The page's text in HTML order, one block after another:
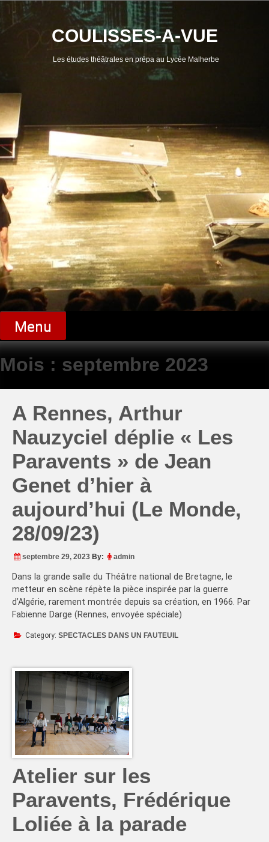
Skip
content
COULISSES-A-VUE
Les études théâtrales en prépa au Lycée Malherbe
Menu
Mois : septembre 2023
A Rennes, Arthur
Nauzyciel déplie « Les
Paravents » de Jean
Genet d’hier à
aujourd’hui (Le Monde,
28/09/23)
septembre 29, 2023 By: admin
Dans la grande salle du Théâtre national de Bretagne, le
metteur en scène répète la pièce inspirée par la guerre
d’Algérie, rarement montrée depuis sa création, en 1966. Par
Fabienne Darge (Rennes, envoyée spéciale)
Category: SPECTACLES DANS UN FAUTEUIL
Atelier sur les
Paravents, Frédérique
Loliée à la parade